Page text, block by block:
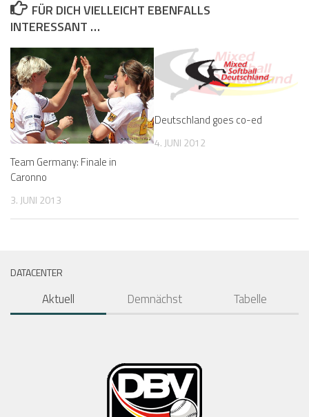
FÜR DICH VIELLEICHT EBENFALLS
INTERESSANT …
Team Germany: Finale in
Caronno
3. JUNI 2013
Deutschland goes co-ed
4. JUNI 2012
DATACENTER
Aktuell Demnächst Tabelle